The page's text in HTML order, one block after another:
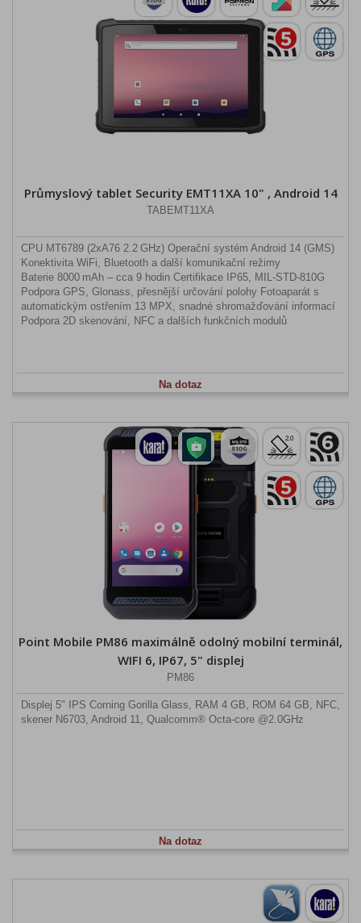
Průmyslový tablet Security EMT11XA 10" , Android 14
TABEMT11XA
CPU MT6789 (2xA76 2.2 GHz) Operační systém Android 14 (GMS)
Konektivita WiFi, Bluetooth a další komunikační režimy
Baterie 8000 mAh – cca 9 hodin Certifikace IP65, MIL-STD-810G
Podpora GPS, Glonass, přesnější určování polohy Fotoaparát s
automatickým ostřením 13 MPX, snadné shromažďování informací
Podpora 2D skenování, NFC a dalších funkčních modulů
Na dotaz
Point Mobile PM86 maximálně odolný mobilní terminál,
WIFI 6, IP67, 5" displej
PM86
Displej 5" IPS Corning Gorilla Glass, RAM 4 GB, ROM 64 GB, NFC,
skener N6703, Android 11, Qualcomm® Octa-core @2.0GHz
Na dotaz